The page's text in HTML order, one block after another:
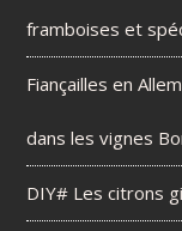
framboises et
Fiançailles en
dans les vignes
DIY# Les citrons